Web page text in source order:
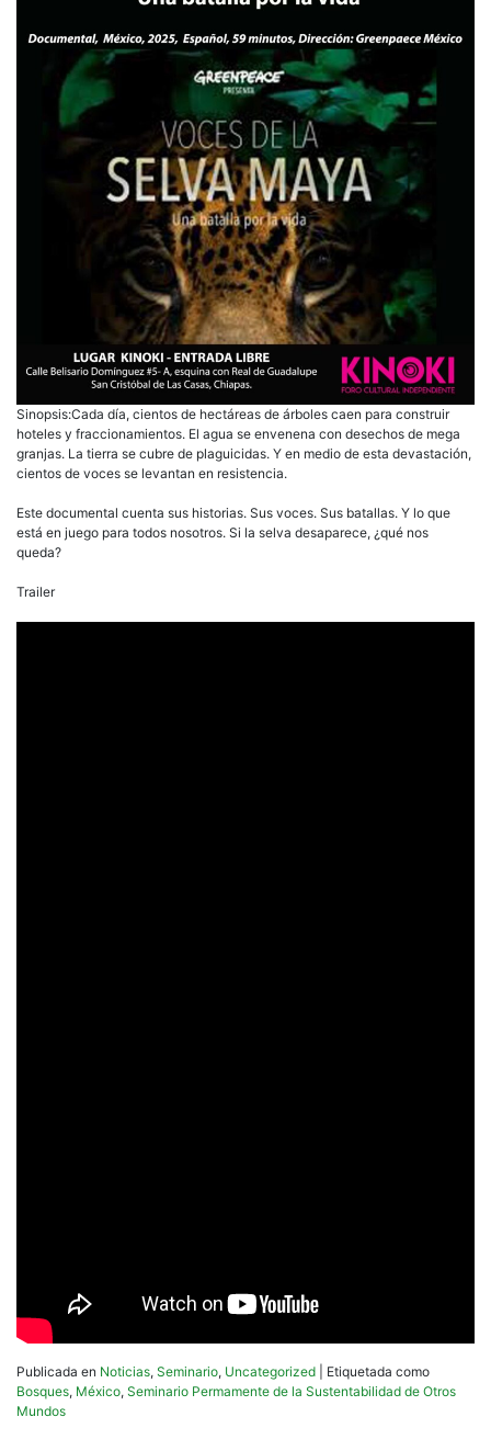
Sinopsis:Cada día, cientos de hectáreas de árboles caen para construir
hoteles y fraccionamientos. El agua se envenena con desechos de mega
granjas. La tierra se cubre de plaguicidas. Y en medio de esta devastación,
cientos de voces se levantan en resistencia.
Este documental cuenta sus historias. Sus voces. Sus batallas. Y lo que
está en juego para todos nosotros. Si la selva desaparece, ¿qué nos
queda?
Trailer
Publicada en Noticias, Seminario, Uncategorized
Etiquetada como
Bosques, México, Seminario Permamente de la Sustentabilidad de Otros
Mundos